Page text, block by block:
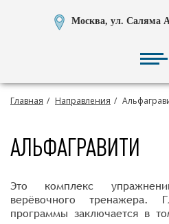
Москва, ул. Саляма
Главная Направления
АЛЬФАГРАВИТИ
Это комплекс
верёвочного тренажера.
программы заключается в